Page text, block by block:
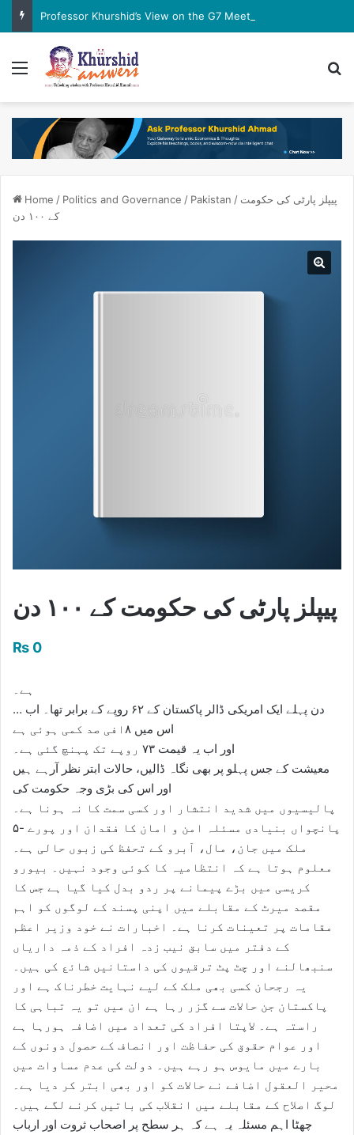
Professor Khurshid’s View on the G7 Meeting
Menu
Home / Politics and Governance / Pakistan / پیپلز پارٹی کی حکومت
کے ۱۰۰ دن
پیپلز پارٹی کی حکومت کے ۱۰۰ دن
₨ 0
ہے۔
… دن پہلے ایک امریکی ڈالر پاکستان کے ۶۲ روپے کے برابر تھا۔ اب
اس میں ۸افی صد کمی ہوئی ہے
اور اب یہ قیمت ۷۳ روپے تک پہنچ گئی ہے۔
معیشت کے جس پہلو پر بھی نگاہ ڈالیں، حالات ابتر نظر آرہے ہیں
اور اس کی بڑی وجہ حکومت کی
پالیسیوں میں شدید انتشار اور کسی سمت کا نہ ہونا ہے۔
۵- پانچواں بنیادی مسئلہ امن و امان کا فقدان اور پورے
ملک میں جان، مال، آبرو کے تحفظ کی زبوں حالی ہے۔
معلوم ہوتا ہے کہ انتظامیہ کا کوئی وجود نہیں۔ بیورو
کریسی میں بڑے پیمانے پر ردو بدل کیا گیا ہے جس کا
مقصد میرٹ کے مقابلے میں اپنی پسند کے لوگوں کو اہم
مقامات پر تعینات کرنا ہے۔ اخبارات نے خود وزیر اعظم
کے دفتر میں سابق نیب زدہ افراد کے ذمہ داریاں
سنبھالنے اور چٹ پٹ ترقیوں کی داستانیں شائع کی ہیں۔
یہ رجحان کسی بھی ملک کے لیے نہایت خطرناک ہے اور
پاکستان جن حالات سے گزر رہا ہے ان میں تو یہ تباہی کا
راستہ ہے۔ لاپتا افراد کی تعداد میں اضافہ ہورہا ہے
اور عوام حقوق کی حفاظت اور انصاف کے حصول دونوں کے
بارے میں مایوس ہو رہے ہیں۔ دولت کی عدم مساوات میں
محیر العقول اضافے نے حالات کو اور بھی ابتر کر دیا ہے۔
لوگ اصلاح کے مقابلے میں انقلاب کی باتیں کرنے لگے ہیں۔
چھٹا اہم مسئلہ یہ ہے کہ ہر سطح پر اصحاب ثروت اور ارباب